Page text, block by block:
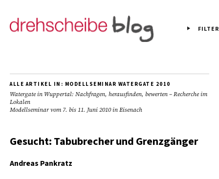
FILTER
ALLE ARTIKEL IN: MODELLSEMINAR WATERGATE 2010
Watergate in Wuppertal: Nachfragen, herausfinden, bewerten – Recherche im
Lokalen
Modellseminar vom 7. bis 11. Juni 2010 in Eisenach
Gesucht: Tabubrecher und Grenzgänger
Andreas Pankratz